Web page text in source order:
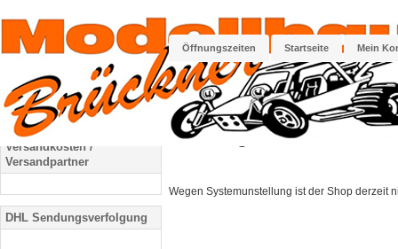
Öffnungszeiten Startseite Mein
Startseite»Wartung
Wartung
Wegen Systemunstellung ist der Shop derzeit
Kategorien
Versandkosten /
Versandpartner
DHL Sendungsverfolgung